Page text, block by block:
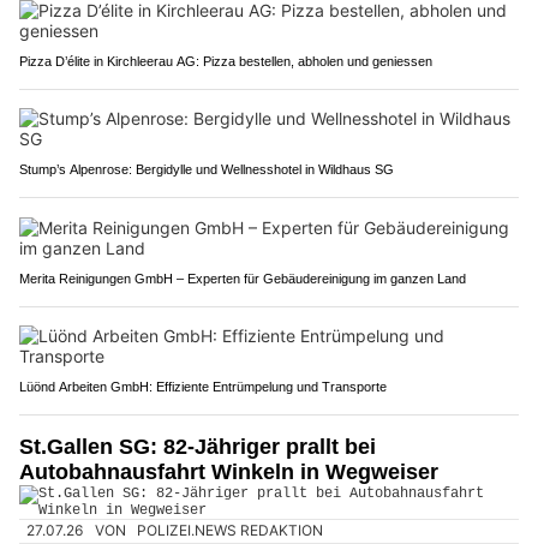
Pizza D’élite in Kirchleerau AG: Pizza bestellen, abholen und geniessen
Stump’s Alpenrose: Bergidylle und Wellnesshotel in Wildhaus SG
Merita Reinigungen GmbH – Experten für Gebäudereinigung im ganzen Land
Lüönd Arbeiten GmbH: Effiziente Entrümpelung und Transporte
St.Gallen SG: 82-Jähriger prallt bei
Autobahnausfahrt Winkeln in Wegweiser
27.07.26 VON POLIZEI.NEWS REDAKTION